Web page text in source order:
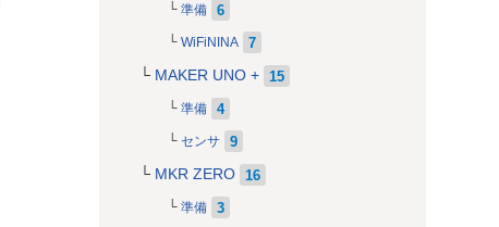
準備 6
WiFiNINA 7
MAKER UNO + 15
準備 4
センサ 9
MKR ZERO 16
準備 3